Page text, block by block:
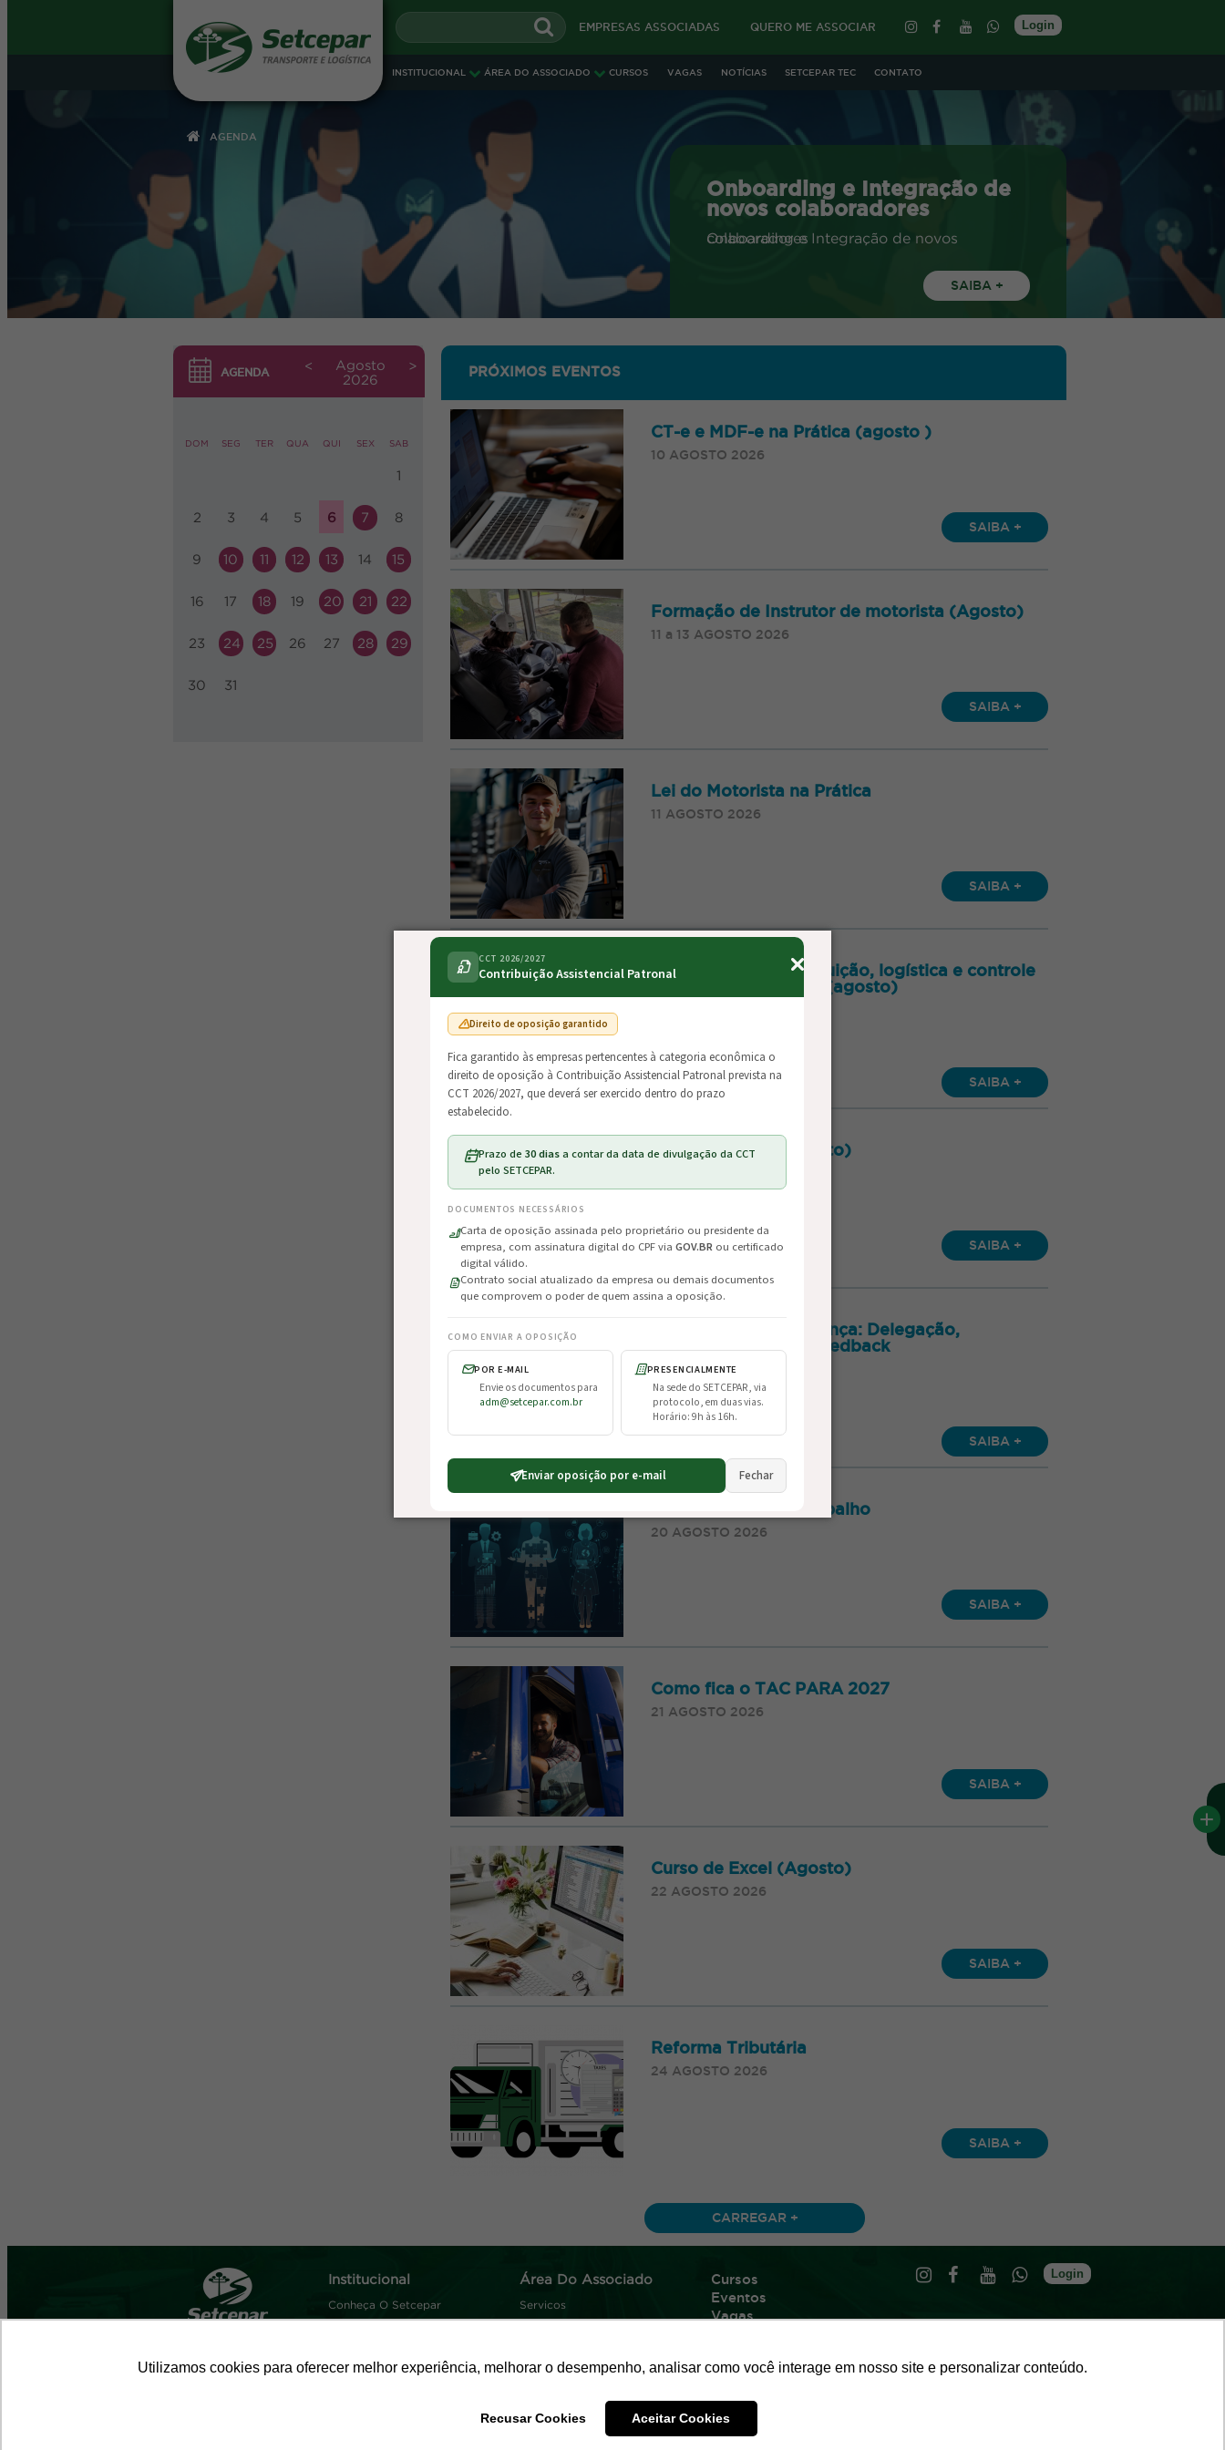
CCT 2026/2027
Contribuição Assistencial Patronal
Direito de oposição garantido
Fica garantido às empresas pertencentes à categoria econômica o
direito de oposição à Contribuição Assistencial Patronal prevista na
CCT 2026/2027, que deverá ser exercido dentro do prazo
estabelecido.
Prazo de 30 diasa contar da data de divulgação da CCT
pelo SETCEPAR.
DOCUMENTOS NECESSÁRIOS
Carta de oposição assinada pelo proprietário ou presidente da
empresa, com assinatura digital do CPF viaGOV.BR ou certificado
digital válido.
Contrato social atualizado da empresa ou demais documentos
que comprovem o poder de quem assina a oposição.
COMO ENVIAR A OPOSIÇÃO
POR E-MAIL
Envie os documentos para
adm@setcepar.com.br
PRESENCIALMENTE
Na sede do SETCEPAR, via
protocolo, em duas vias.
Horário: 9h às 16h.
Enviar oposição por e-mail Fechar
Utilizamos cookies para oferecer melhor experiência, melhorar o desempenho, analisar como você interage em nosso site e personalizar conteúdo.
Recusar Cookies Aceitar Cookies
EMPRESAS ASSOCIADAS QUERO ME ASSOCIAR Login
INSTITUCIONAL ÁREA DO ASSOCIADO CURSOS VAGAS NOTÍCIAS SETCEPAR TEC CONTATO
AGENDA
Onboarding e Integração de
novos colaboradores
Onboarding e Integração de novos colaboradores
SAIBA +
AGENDA <
Agosto
2026
>
DOM SEG TER QUA QUI SEX SAB
1
2 3 4 5 6 7 8
9 10 11 12 13 14 15
16 17 18 19 20 21 22
23 24 25 26 27 28 29
30 31
PRÓXIMOS EVENTOS
CT-e e MDF-e na Prática (agosto )
10 AGOSTO 2026
SAIBA +
Formação de Instrutor de motorista (Agosto)
11 a 13 AGOSTO 2026
SAIBA +
Lei do Motorista na Prática
11 AGOSTO 2026
SAIBA +
Estratégias de distribuição, logística e controle
de Frota de Veículos (agosto)
SAIBA +
Curso de Excel (Agosto)
SAIBA +
Os 3 Pilares da Liderança: Delegação,
Reconhecimento e Feedback
18 AGOSTO 2026
SAIBA +
As 5 gerações e o trabalho
20 AGOSTO 2026
SAIBA +
Como fica o TAC PARA 2027
21 AGOSTO 2026
SAIBA +
Curso de Excel (Agosto)
22 AGOSTO 2026
SAIBA +
Reforma Tributária
24 AGOSTO 2026
SAIBA +
CARREGAR +
Institucional
Conheça O Setcepar
Diretoria
Área Do Associado
Servicos
Convenções Coletivas
Convênios
Cursos
Eventos
Vagas
Contato
Login
Regional Londrina
CNPJ
Senha